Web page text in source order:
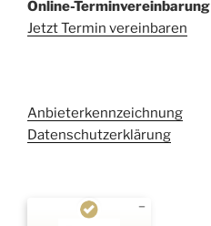
Online-Terminvereinbarung
Jetzt Termin vereinbaren
Anbieterkennzeichnung
Datenschutzerklärung